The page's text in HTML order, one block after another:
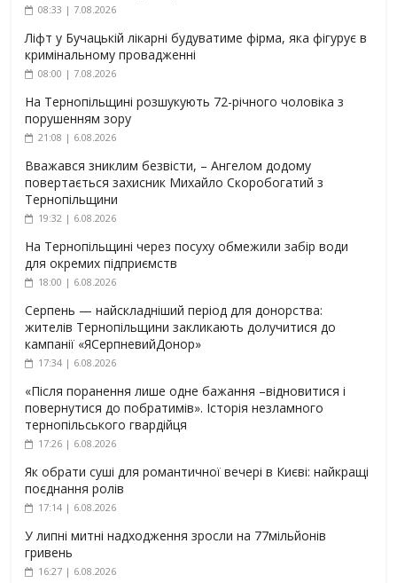
08:33 | 7.08.2026
Ліфт у Бучацькій лікарні будуватиме фірма, яка фігурує в
кримінальному провадженні
08:00 | 7.08.2026
На Тернопільщині розшукують 72-річного чоловіка з
порушенням зору
21:08 | 6.08.2026
Вважався зниклим безвісти, – Ангелом додому
повертається захисник Михайло Скоробогатий з
Тернопільщини
19:32 | 6.08.2026
На Тернопільщині через посуху обмежили забір води
для окремих підприємств
18:00 | 6.08.2026
Серпень — найскладніший період для донорства:
жителів Тернопільщини закликають долучитися до
кампанії «ЯСерпневийДонор»
17:34 | 6.08.2026
«Після поранення лише одне бажання –відновитися і
повернутися до побратимів». Історія незламного
тернопільського гвардійця
17:26 | 6.08.2026
Як обрати суші для романтичної вечері в Києві: найкращі
поєднання ролів
17:14 | 6.08.2026
У липні митні надходження зросли на 77мільйонів
гривень
16:27 | 6.08.2026